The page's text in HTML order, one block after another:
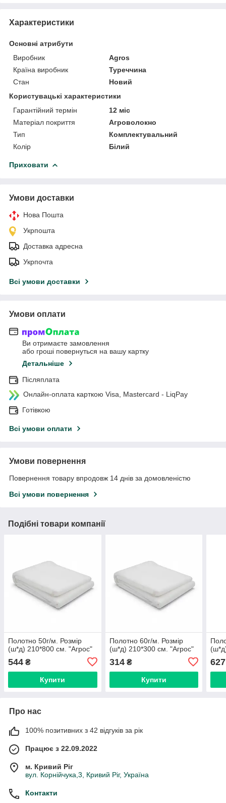
Характеристики
Основні атрибути
Виробник
Agros
Країна виробник
Туреччина
Стан
Новий
Користувацькi характеристики
Гарантійний термін
12 міс
Матеріал покриття
Агроволокно
Тип
Комплектувальний
Колір
Білий
Приховати
Умови доставки
Нова Пошта
Укрпошта
Доставка адресна
Укрпочта
Всі умови доставки
Умови оплати
Ви отримаєте замовлення
або гроші повернуться на вашу картку
Детальніше
Післяплата
Онлайн-оплата карткою Visa, Mastercard - LiqPay
Готівкою
Всі умови оплати
Умови повернення
Повернення товару впродовж 14 днів за домовленістю
Всі умови повернення
Подібні товари компанії
Полотно 50г/м. Розмір
(ш*д) 210*800 см. "Aгрос"
544 ₴
Купити
Полотно 60г/м. Розмір
(ш*д) 210*300 см. "Aгрос"
314₴
Купити
627
Про нас
100% позитивних з 42 відгуків за рік
Працює з 22.09.2022
м. Кривий Ріг
вул. Корнійчука,3, Кривий Ріг, Україна
Контакти